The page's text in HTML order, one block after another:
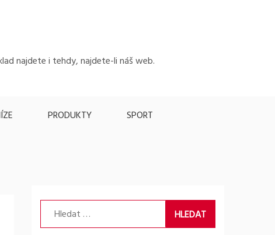
najdete i tehdy, najdete-li náš web.
PRODUKTY SPORT
Vyhledávání